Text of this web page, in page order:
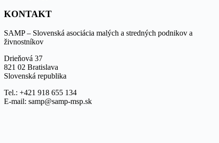
KONTAKT
SAMP – Slovenská asociácia malých a stredných podnikov a
živnostníkov
Drieňová 37
821 02 Bratislava
Slovenská republika
Tel.: +421 918 655 134
E-mail: samp@samp-msp.sk